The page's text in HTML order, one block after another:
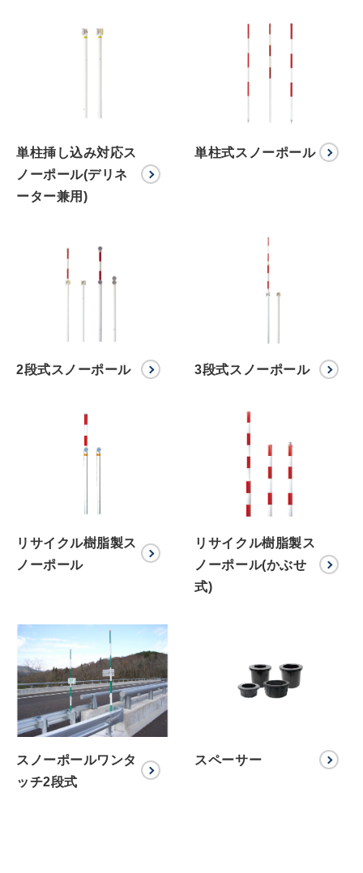
単柱挿し込み対応ス
ノーポール(デリネ
ーター兼用)
単柱式スノーポール
2段式スノーポール 3段式スノーポール
リサイクル樹脂製ス
ノーポール
リサイクル樹脂製ス
ノーポール(かぶせ
式)
スノーポールワンタ
ッチ2段式
スペーサー